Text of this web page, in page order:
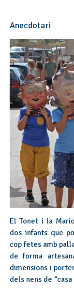
Anecdotari
El Tonet i la
dos infants que
cop fetes amb
de forma
dimensions i
dels nens de